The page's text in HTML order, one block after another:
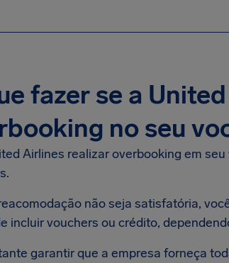
fazer se a
no seu
Airlines realizar overbooking em
não seja satisfatória,
incluir vouchers ou crédito,
garantir que a empresa forneça